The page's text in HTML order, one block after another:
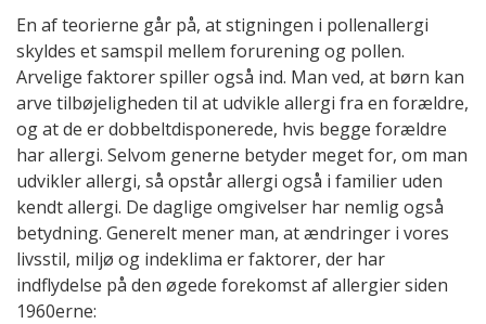
En af teorierne går på, at stigningen i pollenallergi
skyldes et samspil mellem forurening og pollen.
Arvelige faktorer spiller også ind. Man ved, at børn kan
arve tilbøjeligheden til at udvikle allergi fra en forældre,
og at de er dobbeltdisponerede, hvis begge forældre
har allergi. Selvom generne betyder meget for, om man
udvikler allergi, så opstår allergi også i familier uden
kendt allergi. De daglige omgivelser har nemlig også
betydning. Generelt mener man, at ændringer i vores
livsstil, miljø og indeklima er faktorer, der har
indflydelse på den øgede forekomst af allergier siden
1960erne: